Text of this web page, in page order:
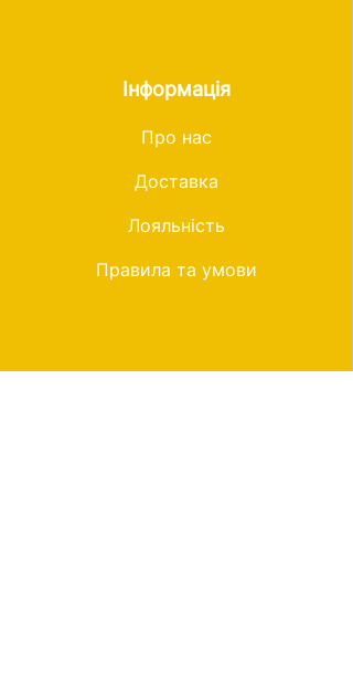
Інформація
Про нас
Доставка
Лояльність
Правила та умови